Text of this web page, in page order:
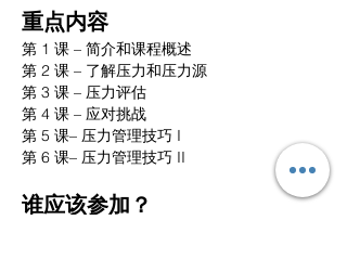
重点内容
第 1 课 – 简介和课程概述
第 2 课 – 了解压力和压力源
第 3 课 – 压力评估
第 4 课 – 应对挑战
第 5 课– 压力管理技巧 I
第 6 课– 压力管理技巧 II
谁应该参加？